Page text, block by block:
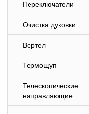
Переключатели
Очистка духовки
Вертел
Термощуп
Телескопические
направляющие